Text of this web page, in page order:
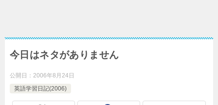
今日はネタがありません
公開日： 2006年8月24日
英語学習日記(2006)